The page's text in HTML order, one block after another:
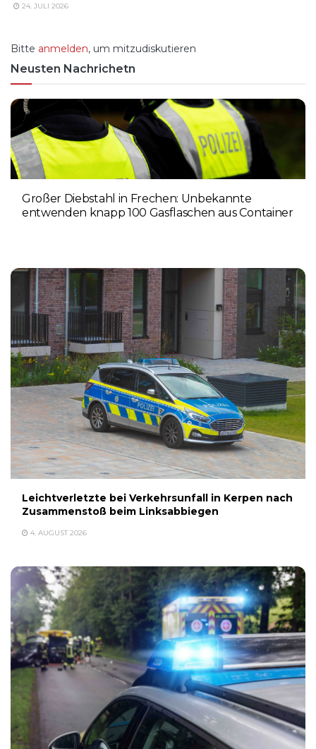
24. JULI 2026
Bitte anmelden, um mitzudiskutieren
Neusten Nachrichetn
Großer Diebstahl in Frechen: Unbekannte
entwenden knapp 100 Gasflaschen aus Container
Leichtverletzte bei Verkehrsunfall in Kerpen nach
Zusammenstoß beim Linksabbiegen
4. AUGUST 2026